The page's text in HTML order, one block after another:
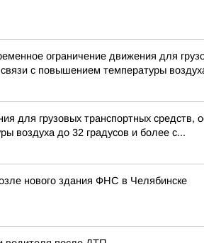
ограничение движения для
с повышением температуры
для грузовых транспортных
воздуха до 32 градусов и более с...
нового здания ФНС в Челябинске